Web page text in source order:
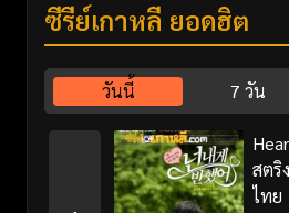
ซีรี่ย์เกาหลี ยอดฮิต
วันนี้ 7 วัน
สตริ
ไทย